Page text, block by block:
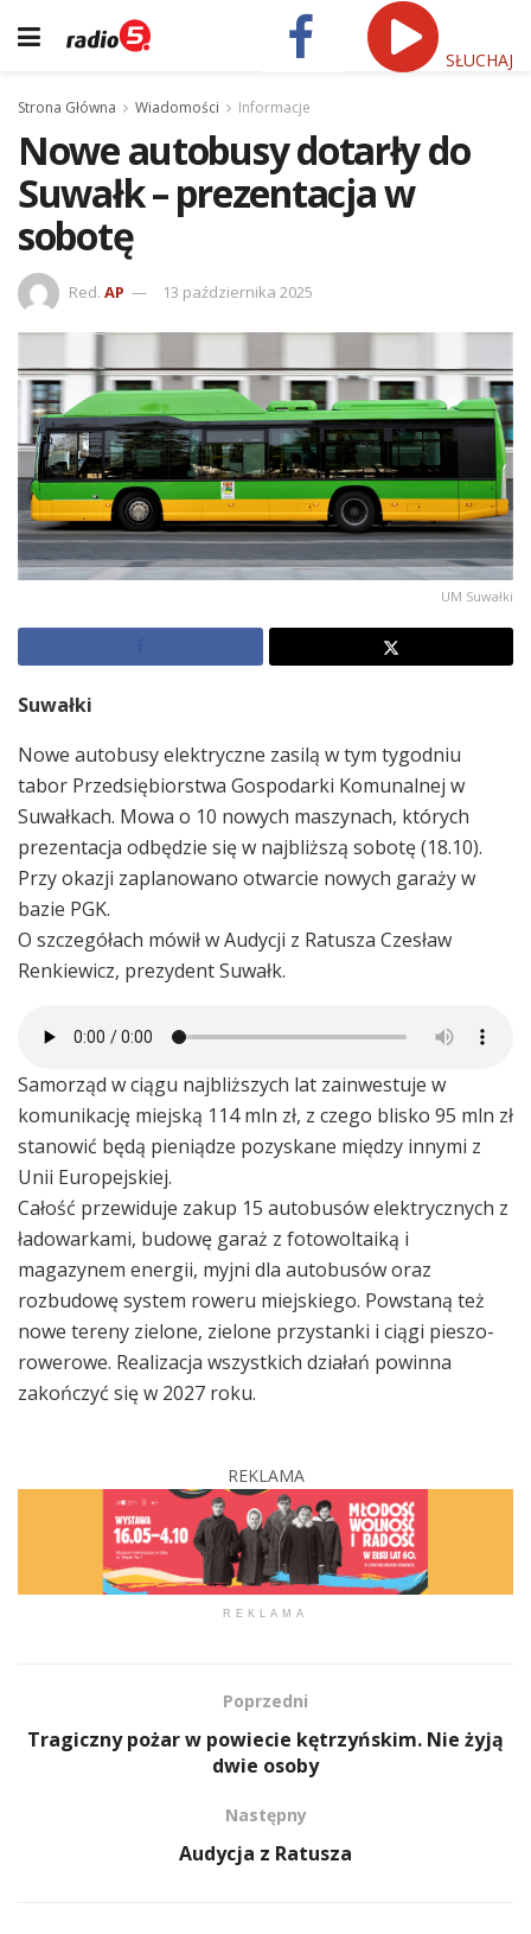
SŁUCHAJ
Strona Główna Wiadomości Informacje
Nowe autobusy dotarły do
Suwałk – prezentacja w
sobotę
Red. AP 13 października 2025
UM Suwałki
Suwałki
Nowe autobusy elektryczne zasilą w tym tygodniu
tabor Przedsiębiorstwa Gospodarki Komunalnej w
Suwałkach. Mowa o 10 nowych maszynach, których
prezentacja odbędzie się w najbliższą sobotę (18.10).
Przy okazji zaplanowano otwarcie nowych garaży w
bazie PGK.
O szczegółach mówił w Audycji z Ratusza Czesław
Renkiewicz, prezydent Suwałk.
Samorząd w ciągu najbliższych lat zainwestuje w
komunikację miejską 114 mln zł, z czego blisko 95 mln zł
stanowić będą pieniądze pozyskane między innymi z
Unii Europejskiej.
Całość przewiduje zakup 15 autobusów elektrycznych z
ładowarkami, budowę garaż z fotowoltaiką i
magazynem energii, myjni dla autobusów oraz
rozbudowę system roweru miejskiego. Powstaną też
nowe tereny zielone, zielone przystanki i ciągi pieszo-
rowerowe. Realizacja wszystkich działań powinna
zakończyć się w 2027 roku.
REKLAMA
REKLAMA
Poprzedni
Tragiczny pożar w powiecie kętrzyńskim. Nie żyją
dwie osoby
Następny
Audycja z Ratusza